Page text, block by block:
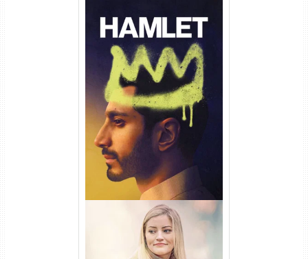
Hamlet Torrent (2026) WEB-
DL 1080p Dual Áudio